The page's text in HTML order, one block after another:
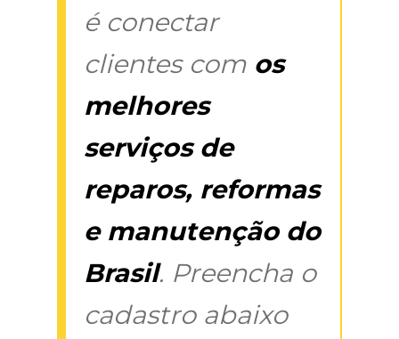
é conectar
clientes com os
melhores
serviços de
reparos, reformas
e manutenção do
Brasil. Preencha o
cadastro abaixo